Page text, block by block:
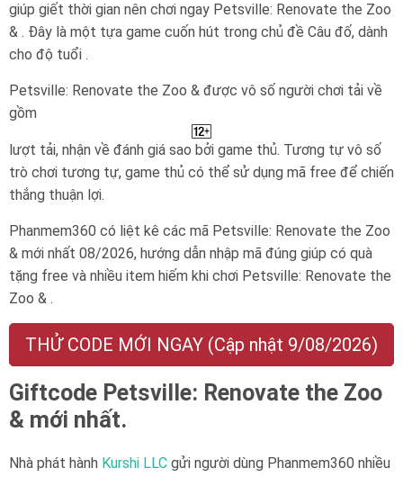
giúp giết thời gian nên chơi ngay Petsville: Renovate the Zoo
& . Đây là một tựa game cuốn hút trong chủ đề Câu đố, dành
cho độ tuổi .
Petsville: Renovate the Zoo & được vô số người chơi tải về
gồm
lượt tải, nhận về đánh giá sao bởi game thủ. Tương tự vô số
trò chơi tương tự, game thủ có thể sử dụng mã free để chiến
thắng thuận lợi.
Phanmem360 có liệt kê các mã Petsville: Renovate the Zoo
& mới nhất 08/2026, hướng dẫn nhập mã đúng giúp có quà
tặng free và nhiều item hiếm khi chơi Petsville: Renovate the
Zoo & .
THỬ CODE MỚI NGAY (Cập nhật 9/08/2026)
Giftcode Petsville: Renovate the Zoo
& mới nhất.
Nhà phát hành Kurshi LLC gửi người dùng Phanmem360 nhiều